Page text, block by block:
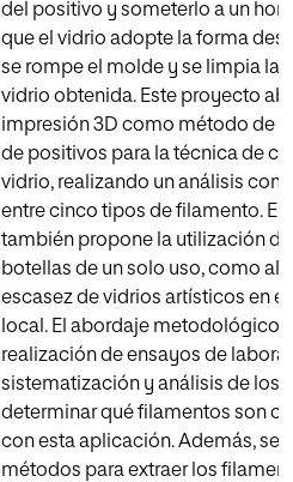
del positivo y someterlo a un
que el vidrio adopte la forma
se rompe el molde y se limpia la
vidrio obtenida. Este proyecto
impresión 3D como método de
de positivos para la técnica de
vidrio, realizando un análisis
entre cinco tipos de filamento. El
también propone la utilización
botellas de un solo uso, como
escasez de vidrios artísticos en
local. El abordaje metodológico
realización de ensayos de
sistematización y análisis de los
determinar qué filamentos son
con esta aplicación. Además, se
métodos para extraer los